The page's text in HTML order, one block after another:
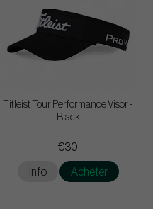
Titleist Tour Performance Visor -
Black
€30
Info Acheter